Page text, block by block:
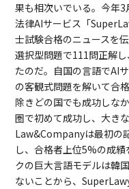
果も相次いでいる。今年
法律AIサービス「
士試験合格のニュースを
選択型問題で111問正解
たのだ。自国の言語でAI
の客観式問題を解いて合
除きどの国でも成功しな
圏で初めて成功し、大き
Law&Companyは最初の
し、合格者上位5%の成
クの巨大言語モデルは韓
ないことから、